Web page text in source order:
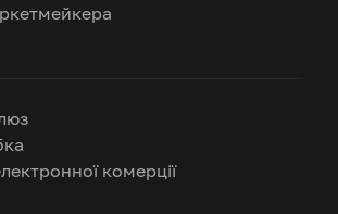
комерції